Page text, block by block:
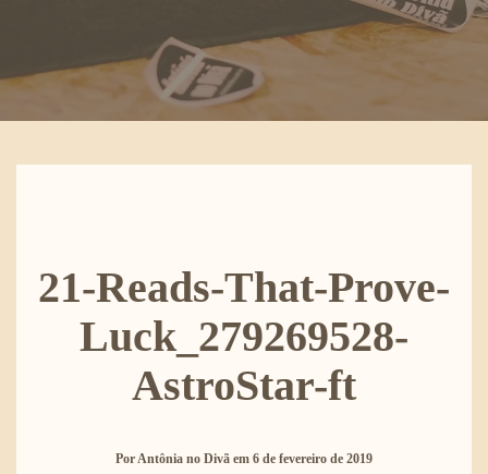
21-Reads-That-Prove-
Luck_279269528-
AstroStar-ft
PorAntônia no Divã em 6 de fevereiro de 2019